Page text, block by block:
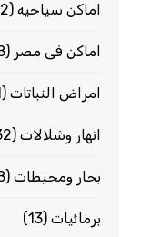
اماكن سياحيه(72)
اماكن فى مصر (8)
امراض النباتات(31)
انهار وشلالات(32)
بحار ومحيطات(58)
برمائيات(13)